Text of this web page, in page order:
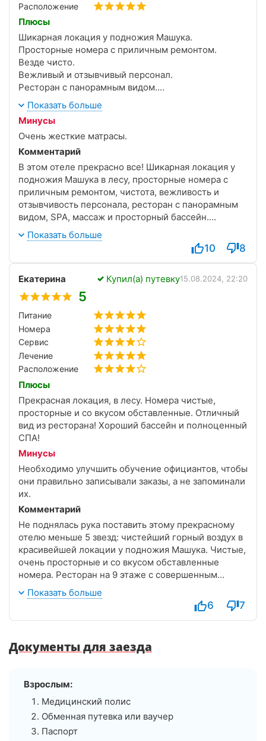
Расположение
Плюсы
Шикарная локация у подножия Машука.
Просторные номера с приличным ремонтом.
Везде чисто.
Вежливый и отзывчивый персонал.
Ресторан с панорамным видом.
Просторный бассейн.
Нормальные завтраки и хорошая кофемашина.
Отсутствие толкучки и очередей.
Удобная запись на процедуры.
20 минут пешком до города по лесопарковой зоне.
Показать больше
Минусы
Очень жесткие матрасы.
Комментарий
В этом отеле прекрасно все! Шикарная локация у
подножия Машука в лесу, просторные номера с
приличным ремонтом, чистота, вежливость и
отзывчивость персонала, ресторан с панорамным
видом, SPA, массаж и просторный бассейн.
Единственный минус — ну оооооч жесткие
матрасы, настолько, что телом чувствуешь каждую
складочку белья))) не помогло даже подложенное
дополнительное одеяло) нормальные завтраки,
хорошая кофемашина и никогда нет толкучки или
очередей) с записью на СПА, массаж и процедуры
проблем нет, просто желательно это делать
заранее накануне) до города 20 минут пешком по
приятной лесопарковой зоне) на фотках-номера
делюкс форрест и супериор). Однозначно
рекомендую!
Показать больше
10 8
Екатерина Купил(а) путевку15.08.2024, 22:20
5
Питание
Номера
Сервис
Лечение
Расположение
Плюсы
Прекрасная локация, в лесу. Номера чистые,
просторные и со вкусом обставленные. Отличный
вид из ресторана! Хороший бассейн и полноценный
СПА!
Минусы
Необходимо улучшить обучение официантов, чтобы
они правильно записывали заказы, а не запоминали
их.
Комментарий
Не поднялась рука поставить этому прекрасному
отелю меньше 5 звезд: чистейший горный воздух в
красивейшей локации у подножия Машука. Чистые,
очень просторные и со вкусом обставленные
номера. Ресторан на 9 этаже с совершенным
видом) Охраняемая и довольно большая парковка.
На территории бассейн и спа.
Но есть пара моментов, на которые хотелось бы
очень неуместны в столовой во время завтрака. Я
животных. А во-вторых, следует поработать над
обучением официантов ресторана таким
простейшим вещам как записывать заказ, а не
запоминать (два разных официанта в разное время
обслуживали и верно так и не запомнили). Это в
Показать больше
6 7
Документы для заезда
Взрослым:
Медицинский полис
Обменная путевка или ваучер
Паспорт